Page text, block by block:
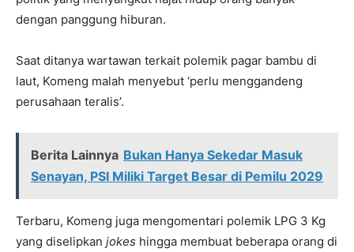
dengan panggung hiburan.
Saat ditanya wartawan terkait polemik pagar bambu di
laut, Komeng malah menyebut ‘perlu menggandeng
perusahaan teralis’.
Berita Lainnya Bukan Hanya Sekedar Masuk
Senayan, PSI Miliki Target Besar di Pemilu 2029
Terbaru, Komeng juga mengomentari polemik LPG 3 Kg
yang diselipkan jokes hingga membuat beberapa orang di